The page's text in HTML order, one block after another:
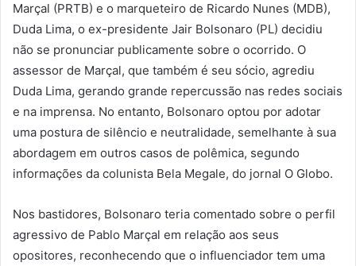
Marçal (PRTB) e o marqueteiro de Ricardo Nunes (MDB),
Duda Lima, o ex-presidente Jair Bolsonaro (PL) decidiu
não se pronunciar publicamente sobre o ocorrido. O
assessor de Marçal, que também é seu sócio, agrediu
Duda Lima, gerando grande repercussão nas redes sociais
e na imprensa. No entanto, Bolsonaro optou por adotar
uma postura de silêncio e neutralidade, semelhante à sua
abordagem em outros casos de polêmica, segundo
informações da colunista Bela Megale, do jornal O Globo.
Nos bastidores, Bolsonaro teria comentado sobre o perfil
agressivo de Pablo Marçal em relação aos seus
opositores, reconhecendo que o influenciador tem uma